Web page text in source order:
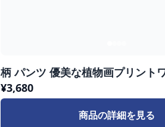
柄 パンツ 優美な植物画プリント
¥3,680
商品の詳細を見る